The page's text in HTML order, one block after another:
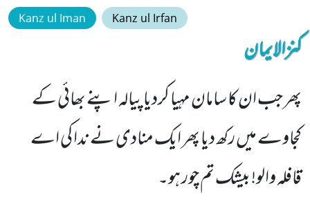
Kanz ul Iman Kanz ul Irfan
کنزالایمان
پھر جب ان کا سامان مہیا کردیا پیالہ اپنے بھائی کے
کجاوے میں رکھ دیا پھر ایک منادی نے ندا کی اے
قافلہ والو! بیشک تم چور ہو۔